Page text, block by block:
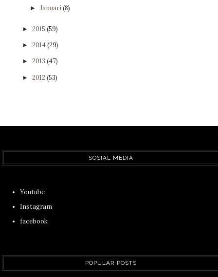
► Januari(8)
► 2015 (59)
► 2014(29)
► 2013 (47)
► 2012 (53)
SOSIAL MEDIA
Youtube
Instagram
facebook
POPULAR POSTS